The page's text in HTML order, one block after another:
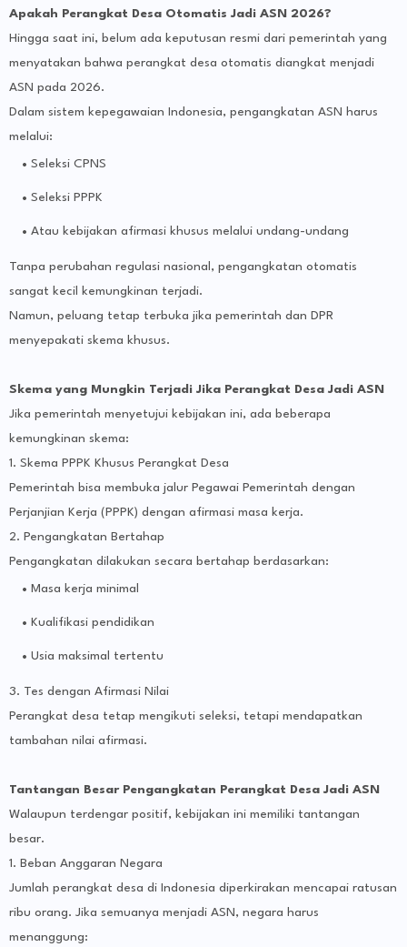
Apakah Perangkat Desa Otomatis Jadi ASN 2026?
Hingga saat ini, belum ada keputusan resmi dari pemerintah yang
menyatakan bahwa perangkat desa otomatis diangkat menjadi
ASN pada 2026.
Dalam sistem kepegawaian Indonesia, pengangkatan ASN harus
melalui:
Seleksi CPNS
Seleksi PPPK
Atau kebijakan afirmasi khusus melalui undang-undang
Tanpa perubahan regulasi nasional, pengangkatan otomatis
sangat kecil kemungkinan terjadi.
Namun, peluang tetap terbuka jika pemerintah dan DPR
menyepakati skema khusus.
Skema yang Mungkin Terjadi Jika Perangkat Desa Jadi ASN
Jika pemerintah menyetujui kebijakan ini, ada beberapa
kemungkinan skema:
1. Skema PPPK Khusus Perangkat Desa
Pemerintah bisa membuka jalur Pegawai Pemerintah dengan
Perjanjian Kerja (PPPK) dengan afirmasi masa kerja.
2. Pengangkatan Bertahap
Pengangkatan dilakukan secara bertahap berdasarkan:
Masa kerja minimal
Kualifikasi pendidikan
Usia maksimal tertentu
3. Tes dengan Afirmasi Nilai
Perangkat desa tetap mengikuti seleksi, tetapi mendapatkan
tambahan nilai afirmasi.
Tantangan Besar Pengangkatan Perangkat Desa Jadi ASN
Walaupun terdengar positif, kebijakan ini memiliki tantangan
besar.
1. Beban Anggaran Negara
Jumlah perangkat desa di Indonesia diperkirakan mencapai ratusan
ribu orang. Jika semuanya menjadi ASN, negara harus
menanggung: